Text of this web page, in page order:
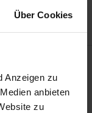
Über Cookies
Anzeigen zu
anbieten
zu
ist die